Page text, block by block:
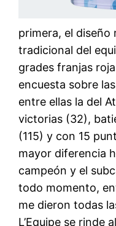
primera, el diseño
tradicional del
grades franjas
encuesta sobre
entre ellas la del
victorias (32),
(115) y con 15
mayor diferencia
campeón y el
todo momento,
me dieron todas
L’Equipe se rinde